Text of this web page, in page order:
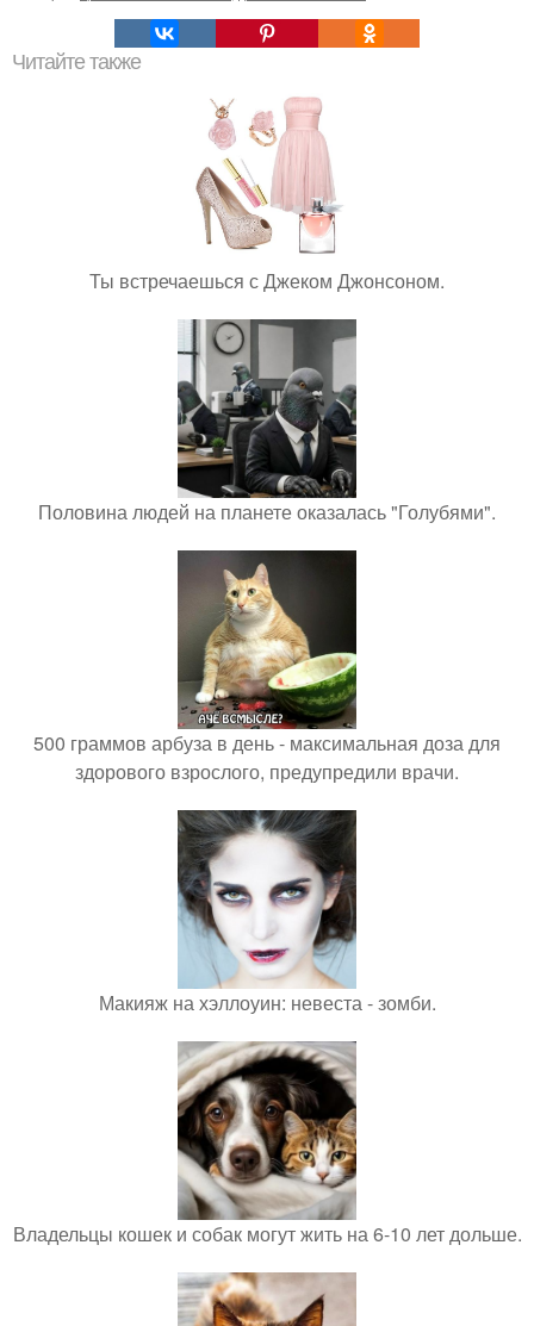
Читайте также
Ты встречаешься с Джеком Джонсоном.
Половина людей на планете оказалась "Голубями".
500 граммов арбуза в день - максимальная доза для
здорового взрослого, предупредили врачи.
Макияж на хэллоуин: невеста - зомби.
Владельцы кошек и собак могут жить на 6-10 лет дольше.